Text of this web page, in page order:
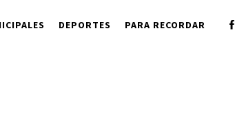
DEPORTES PARA RECORDAR